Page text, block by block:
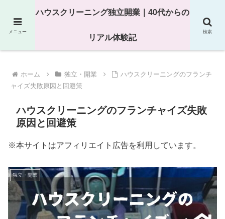
25年以上の現場経験をもとにハウスクリーニング独立の現実
ホーム 独立・開業
ハウスクリーニングのフランチ
ャイズ失敗原因と回避策
ハウスクリーニングのフランチャイズ失敗
原因と回避策
※本サイトはアフィリエイト広告を利用しています。
独立・開業
メニュー
ハウスクリーニング独立開業｜40代からの
リアル体験記
検索